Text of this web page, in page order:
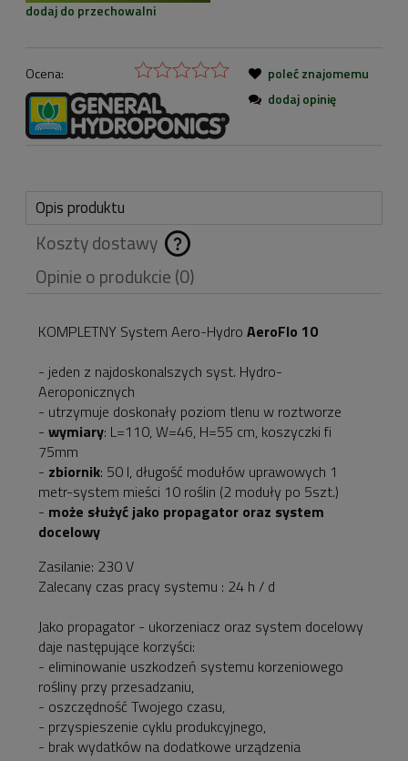
dodaj do przechowalni
Ocena:
poleć znajomemu
dodaj opinię
Opis produktu
Koszty dostawy
Cena nie zawiera
ewentualnych kosztów
płatności
Opinie o produkcie (0)
KOMPLETNY System Aero-Hydro AeroFlo 10
- jeden z najdoskonalszych syst. Hydro-
Aeroponicznych
- utrzymuje doskonały poziom tlenu w roztworze
- wymiary: L=110, W=46, H=55 cm, koszyczki fi
75mm
- zbiornik: 50 l, długość modułów uprawowych 1
metr-system mieści 10 roślin (2 moduły po 5szt.)
- może służyć jako propagator oraz system
docelowy
Zasilanie: 230 V
Zalecany czas pracy systemu : 24 h / d
Jako propagator - ukorzeniacz oraz system docelowy
daje następujące korzyści:
- eliminowanie uszkodzeń systemu korzeniowego
rośliny przy przesadzaniu,
- oszczędność Twojego czasu,
- przyspieszenie cyklu produkcyjnego,
- brak wydatków na dodatkowe urządzenia